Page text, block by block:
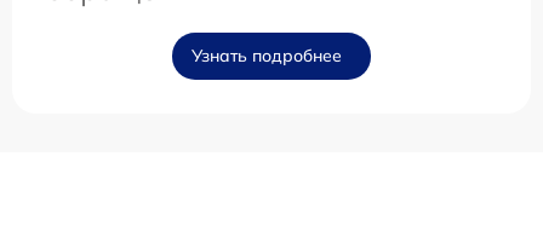
Узнать подробнее